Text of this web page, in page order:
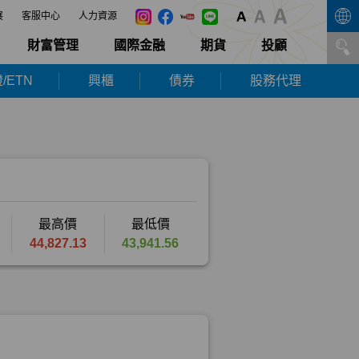
客服中心 人力資源
財富管理 國際金融 期貨 投顧
ETN 興櫃 債券 股務代理